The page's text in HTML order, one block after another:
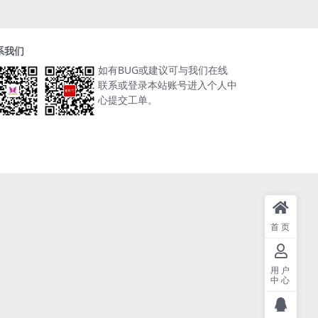
我们
如有BUG或建议可与我们在线
联系或登录本站账号进入个人中
心提交工单。
首页
用户
中心